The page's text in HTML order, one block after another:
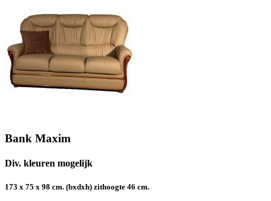
Bank Maxim
Div. kleuren mogelijk
173 x 75 x 98 cm. (bxdxh) zithoogte 46 cm.